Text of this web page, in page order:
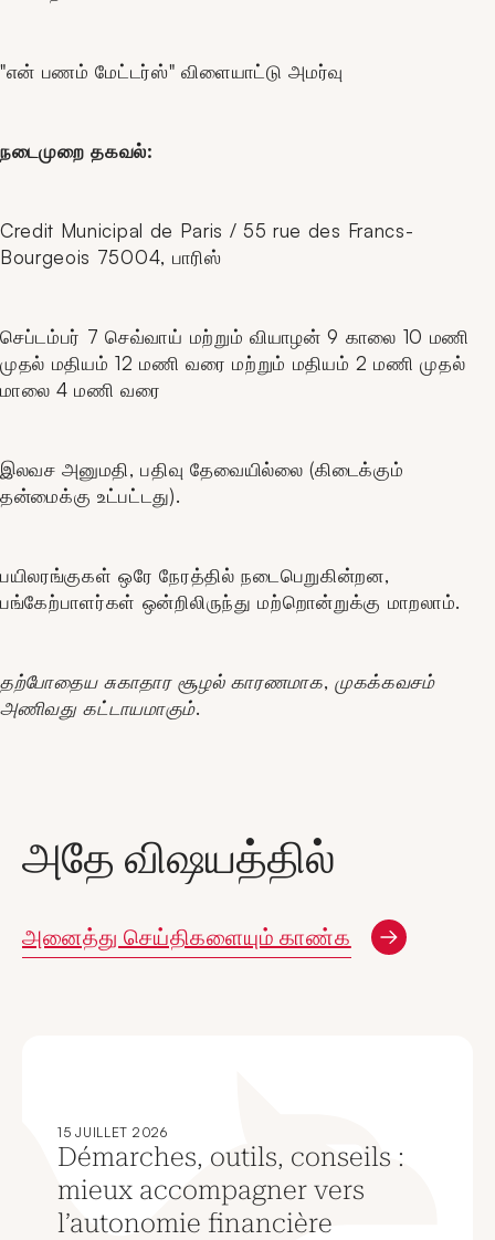
"என் பணம் மேட்டர்ஸ்" விளையாட்டு அமர்வு
நடைமுறை தகவல்:
Credit Municipal de Paris / 55 rue des Francs-
Bourgeois 75004, பாரிஸ்
செப்டம்பர் 7 செவ்வாய் மற்றும் வியாழன் 9 காலை 10 மணி
முதல் மதியம் 12 மணி வரை மற்றும் மதியம் 2 மணி முதல்
மாலை 4 மணி வரை
இலவச அனுமதி, பதிவு தேவையில்லை (கிடைக்கும்
தன்மைக்கு உட்பட்டது).
பயிலரங்குகள் ஒரே நேரத்தில் நடைபெறுகின்றன,
பங்கேற்பாளர்கள் ஒன்றிலிருந்து மற்றொன்றுக்கு மாறலாம்.
தற்போதைய சுகாதார சூழல் காரணமாக, முகக்கவசம்
அணிவது கட்டாயமாகும்.
அதே விஷயத்தில்
அனைத்து செய்திகளையும் காண்க
15 JUILLET 2026
Démarches, outils, conseils :
mieux accompagner vers
l’autonomie financière